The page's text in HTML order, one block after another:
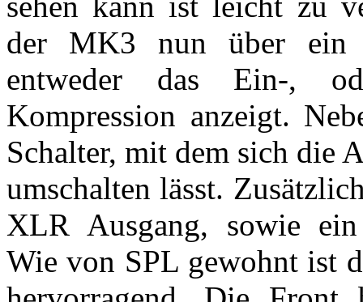
der MK3 nun über ein
entweder das Ein-,
Kompression anzeigt.
Schalter, mit dem sich die
umschalten lässt.
XLR Ausgang, sowie
Wie von SPL gewohnt ist